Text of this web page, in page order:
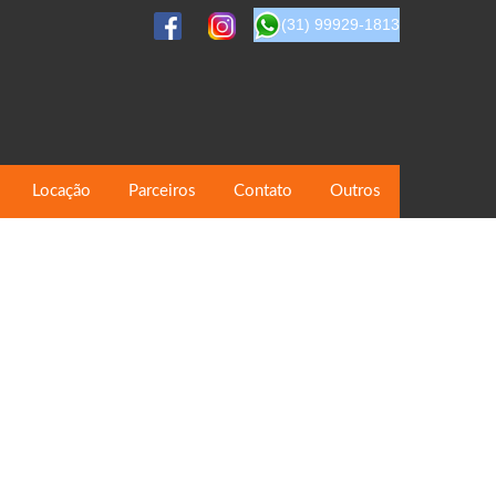
(31) 99929-1813
Locação Parceiros Contato Outros